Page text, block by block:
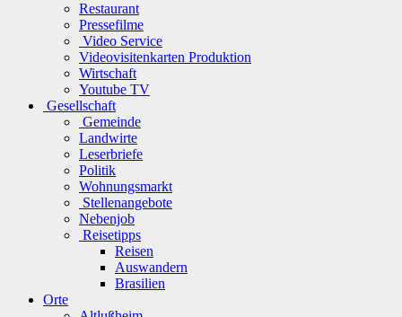
Restaurant
Pressefilme
Video Service
Videovisitenkarten Produktion
Wirtschaft
Youtube TV
Gesellschaft
Gemeinde
Landwirte
Leserbriefe
Politik
Wohnungsmarkt
Stellenangebote
Nebenjob
Reisetipps
Reisen
Auswandern
Brasilien
Orte